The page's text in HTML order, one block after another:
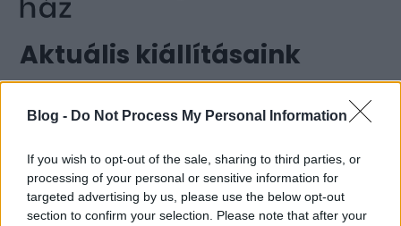
Blog - Do Not Process My Personal Information
If you wish to opt-out of the sale, sharing to third parties, or
processing of your personal or sensitive information for
targeted advertising by us, please use the below opt-out
section to confirm your selection. Please note that after your
Aktuális kiállításaink